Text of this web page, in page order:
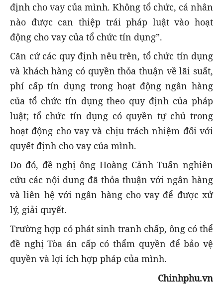
định cho vay của mình. Không tổ chức, cá nhân
nào được can thiệp trái pháp luật vào hoạt
động cho vay của tổ chức tín dụng”.
Căn cứ các quy định nêu trên, tổ chức tín dụng
và khách hàng có quyền thỏa thuận về lãi suất,
phí cấp tín dụng trong hoạt động ngân hàng
của tổ chức tín dụng theo quy định của pháp
luật; tổ chức tín dụng có quyền tự chủ trong
hoạt động cho vay và chịu trách nhiệm đối với
quyết định cho vay của mình.
Do đó, đề nghị ông Hoàng Cảnh Tuấn nghiên
cứu các nội dung đã thỏa thuận với ngân hàng
và liên hệ với ngân hàng cho vay để được xử
lý, giải quyết.
Trường hợp có phát sinh tranh chấp, ông có thể
đề nghị Tòa án cấp có thẩm quyền để bảo vệ
quyền và lợi ích hợp pháp của mình.
Chinhphu.vn